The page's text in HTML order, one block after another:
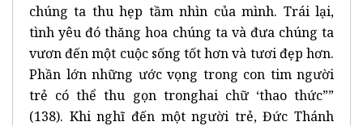
chúng ta thu hẹp tầm nhìn của mình. Trái lại,
tình yêu đó thăng hoa chúng ta và đưa chúng ta
vươn đến một cuộc sống tốt hơn và tươi đẹp hơn.
Phần lớn những ước vọng trong con tim người
trẻ có thể thu gọn tronghai chữ ‘thao thức””
(138). Khi nghĩ đến một người trẻ, Đức Thánh